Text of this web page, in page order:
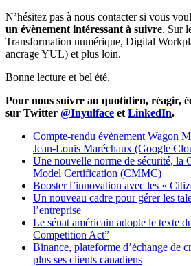
N’hésitez pas à nous contacter si vous
un évènement intéressant à suivre. Sur
Transformation numérique, Digital
ancrage YUL) et plus loin.
Bonne lecture et bel été,
Pour nous suivre au quotidien, réagir,
sur Twitter @Inyulface et LinkedIn.
Compte-rendu évènement Wagon
Jean-Louis Maréchaux (Google
Une nouvelle norme de sécurité, la
Model Certification (CMMC)
Booster l’innovation avec les «
Un nouveau cadre pour gérer les
l’entreprise
Le sénat américain adopte le texte
Competition Act”
Binance, plateforme d’échange de
plus ses clients canadiens